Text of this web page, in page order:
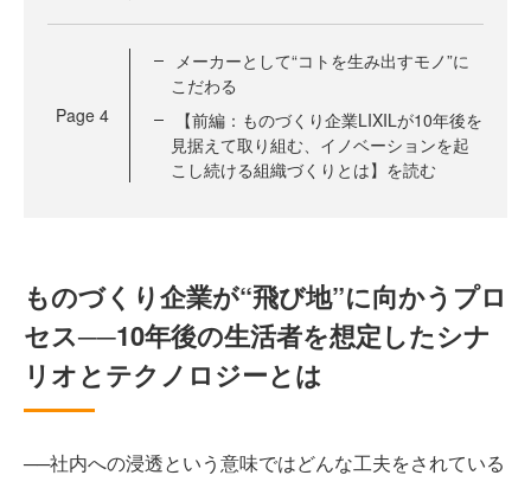
Page 4
メーカーとして“コトを生み出すモノ”に
こだわる
【前編：ものづくり企業LIXILが10年後を
見据えて取り組む、イノベーションを起
こし続ける組織づくりとは】を読む
ものづくり企業が“飛び地”に向かうプロ
セス──10年後の生活者を想定したシナ
リオとテクノロジーとは
──社内への浸透という意味ではどんな工夫をされている